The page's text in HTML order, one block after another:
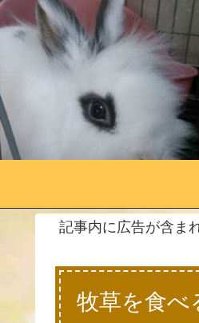
記事内に広告が含ま
牧草を食べ